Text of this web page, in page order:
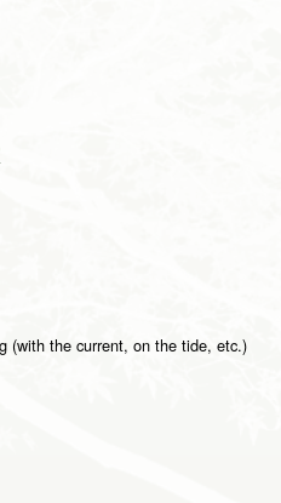
(with the current, on the tide, etc.)